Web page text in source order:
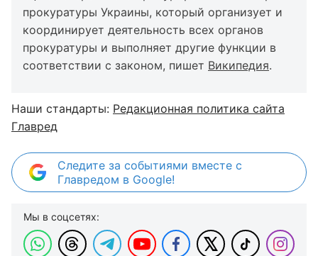
прокуратуры Украины, который организует и
координирует деятельность всех органов
прокуратуры и выполняет другие функции в
соответствии с законом, пишет Википедия.
Наши стандарты: Редакционная политика сайта
Главред
Следите за событиями вместе с
Главредом в Google!
Мы в соцсетях: